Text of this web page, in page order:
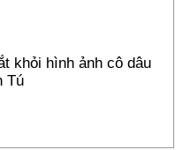
khỏi hình ảnh cô dâu
Tú